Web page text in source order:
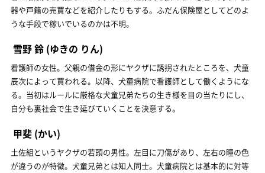
器や戸籍の売買などを紹介したりもする。ふだん保険屋としてどのよ
うな手段で稼いでいるのかは不明。
雪野 鈴 (ゆきの りん)
看護師の女性。父親の借金の形にヤクザに誘拐されたところを、犬童
辰次によって買われる。以降、犬童病院で看護師として働くようにな
る。当初はルールに厳格な犬童兄弟たちの生き様を目の当たりにし、
自分も裏社会で生き延びていくことを決意する。
甲斐 (かい)
土佐組というヤクザの若頭の男性。左目に刀傷があり、左右の瞳の色
が違うのが特徴。犬童兄弟とは知人同士。犬童病院とは基本的に対等